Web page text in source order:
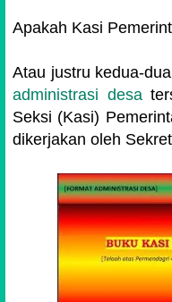
Apakah Kasi
Atau justru kedua-
administrasi desa
Seksi (Kasi)
dikerjakan oleh